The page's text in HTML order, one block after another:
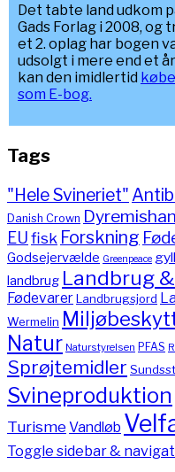
Det tabte land udkom
Gads Forlag i 2008, og
et 2. oplag har bogen
udsolgt i mere end et
kan den imidlertid
som E-bog.
Tags
"Hele Svineriet"
Danish Crown
EUfisk Forskning
Godsejervælde Greenpeace
landbrug Landbrug
FødevarerLandbrugsjord
Wermelin
Natur Naturstyrelsen PFAS
Sprøjtemidler
Svineproduktion
TurismeVandløb
Toggle sidebar &